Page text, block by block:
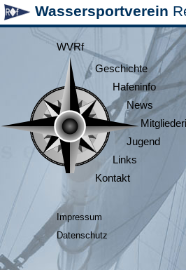
Wassersportverein
WVRf
Geschichte
Hafeninfo
News
Jugend
Links
Kontakt
Impressum
Datenschutz